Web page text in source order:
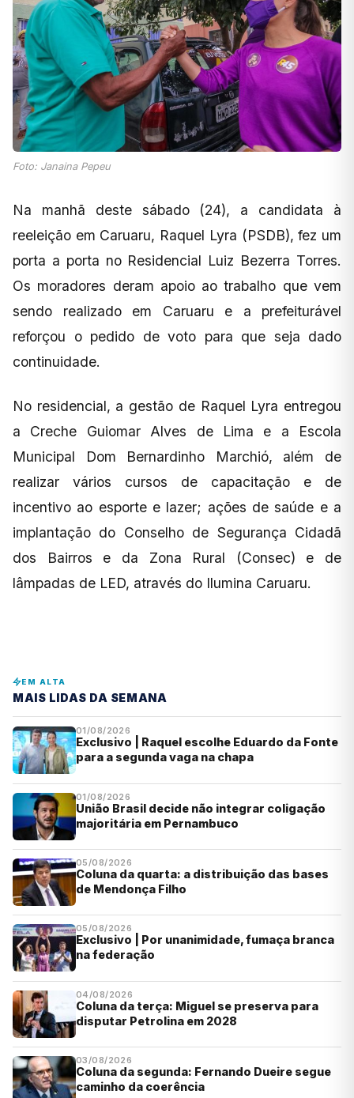
Foto: Janaina Pepeu
Na manhã deste sábado (24), a candidata à
reeleição em Caruaru, Raquel Lyra (PSDB), fez um
porta a porta no Residencial Luiz Bezerra Torres.
Os moradores deram apoio ao trabalho que vem
sendo realizado em Caruaru e a prefeiturável
reforçou o pedido de voto para que seja dado
continuidade.
No residencial, a gestão de Raquel Lyra entregou
a Creche Guiomar Alves de Lima e a Escola
Municipal Dom Bernardinho Marchió, além de
realizar vários cursos de capacitação e de
incentivo ao esporte e lazer; ações de saúde e a
implantação do Conselho de Segurança Cidadã
dos Bairros e da Zona Rural (Consec) e de
lâmpadas de LED, através do Ilumina Caruaru.
EM ALTA
MAIS LIDAS DA SEMANA
01/08/2026
Exclusivo | Raquel escolhe Eduardo da Fonte
para a segunda vaga na chapa
01/08/2026
União Brasil decide não integrar coligação
majoritária em Pernambuco
05/08/2026
Coluna da quarta: a distribuição das bases
de Mendonça Filho
05/08/2026
Exclusivo | Por unanimidade, fumaça branca
na federação
04/08/2026
Coluna da terça: Miguel se preserva para
disputar Petrolina em 2028
03/08/2026
Coluna da segunda: Fernando Dueire segue
caminho da coerência